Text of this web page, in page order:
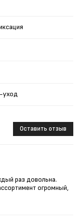
Оставить отзыв
раз довольна.
огромный,
уход